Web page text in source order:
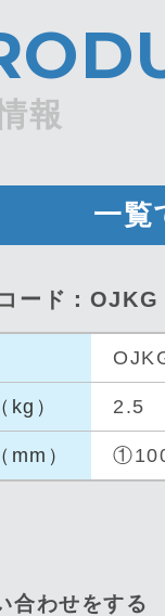
報
一覧
ード：OJKG
kg ） 2.5
mm ）
合わせをする